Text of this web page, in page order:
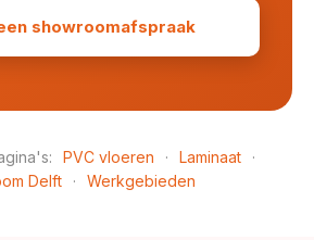
showroomafspraak
PVC vloeren · Laminaat
·
Delft
· Werkgebieden